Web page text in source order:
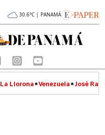
30.6°C | PANAMÁ
La Llorona Venezuela José